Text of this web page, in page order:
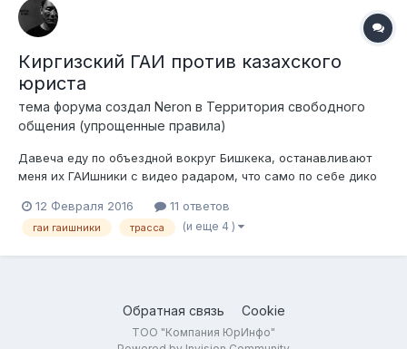
Киргизский ГАИ против казахского
юриста
тема форума создал Neron в Территория свободного
общения (упрощенные правила)
Давеча еду по объездной вокруг Бишкека, останавливают
меня их ГАИшники с видео радаром, что само по себе дико
является "пистолет с цифровой подсветкой". Всё, значится,
чин-чинарём, как положено, стоят в форме, на обочине (не
12 Февраля 2016 11 ответов
гаи гаишники трасса (и еще 4 )
Обратная связь Cookie
ТОО "Компания ЮрИнфо"